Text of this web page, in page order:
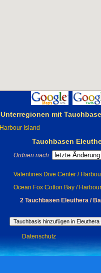
Unterregionen mit
Harbour Island
Tauchbasen
Ordnen nach:
Valentines Dive Center /
Ocean Fox Cotton Bay /
2 Tauchbasen Eleuthera /
Datenschutz